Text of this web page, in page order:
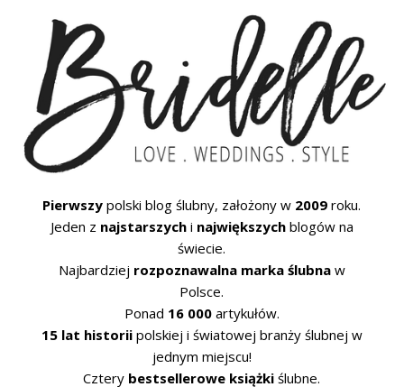
Pierwszy polski blog ślubny, założony w 2009 roku.
Jeden z najstarszychi największychblogów na
świecie.
Najbardziej rozpoznawalna marka ślubnaw
Polsce.
Ponad 16 000artykułów.
15 lat historiipolskiej i światowej branży ślubnej w
jednym miejscu!
Cztery bestsellerowe książki ślubne.